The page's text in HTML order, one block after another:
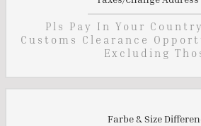
Pls Pay In Your
Customs Clearance
Excluding
Farbe & Size